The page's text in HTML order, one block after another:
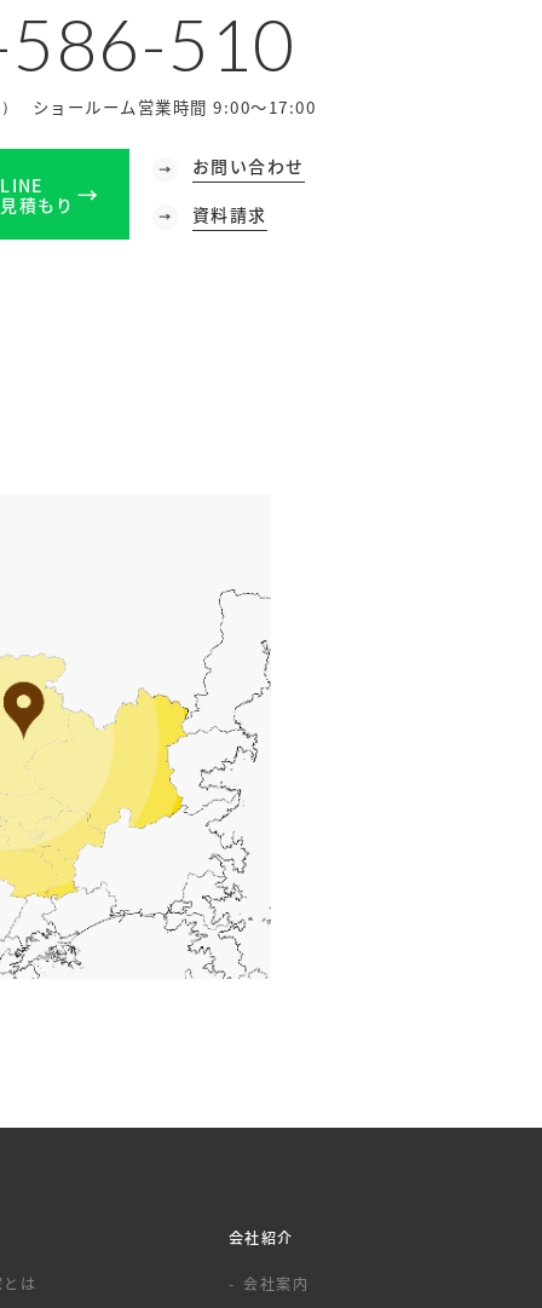
510
ショールーム営業時間 9:00～17:00
LINE
見積もり
お問い合わせ
資料請求
は
会社紹介
会社案内